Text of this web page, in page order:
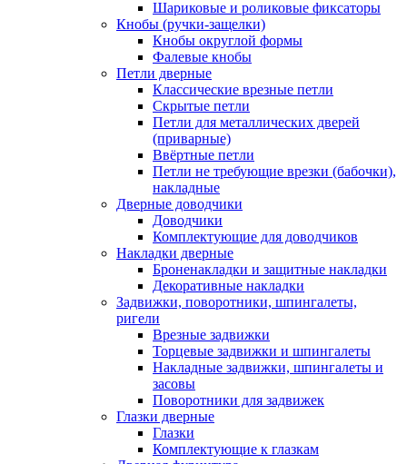
Шариковые и роликовые фиксаторы
Кнобы (ручки-защелки)
Кнобы округлой формы
Фалевые кнобы
Петли дверные
Классические врезные петли
Скрытые петли
Петли для металлических дверей
(приварные)
Ввёртные петли
Петли не требующие врезки (бабочки),
накладные
Дверные доводчики
Доводчики
Комплектующие для доводчиков
Накладки дверные
Броненакладки и защитные накладки
Декоративные накладки
Задвижки, поворотники, шпингалеты,
ригели
Врезные задвижки
Торцевые задвижки и шпингалеты
Накладные задвижки, шпингалеты и
засовы
Поворотники для задвижек
Глазки дверные
Глазки
Комплектующие к глазкам